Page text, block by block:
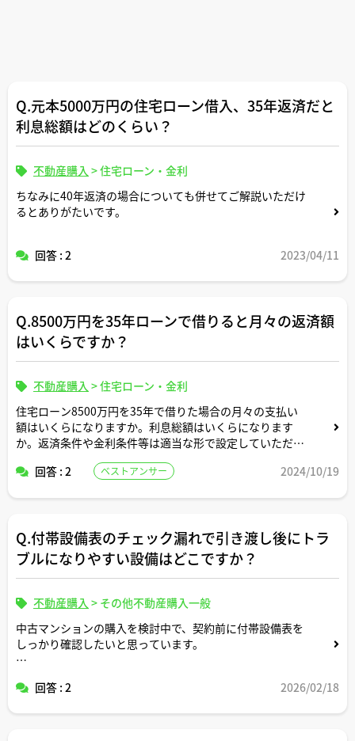
Q.元本5000万円の住宅ローン借入、35年返済だと
利息総額はどのくらい？
不動産購入 >住宅ローン・金利
ちなみに40年返済の場合についても併せてご解説いただけ
るとありがたいです。
回答 : 2 2023/04/11
Q.8500万円を35年ローンで借りると月々の返済額
はいくらですか？
不動産購入 >住宅ローン・金利
住宅ローン8500万円を35年で借りた場合の月々の支払い
額はいくらになりますか。利息総額はいくらになります
か。返済条件や金利条件等は適当な形で設定していただい
ミュレーションを記載いただけると助かります。よろしく
回答 : 2 ベストアンサー 2024/10/19
Q.付帯設備表のチェック漏れで引き渡し後にトラ
ブルになりやすい設備はどこですか？
不動産購入 > その他不動産購入一般
中古マンションの購入を検討中で、契約前に付帯設備表を
しっかり確認したいと思っています。
で「引き渡し後」にトラブル・クレームになりやすい設備
回答 : 2 2026/02/18